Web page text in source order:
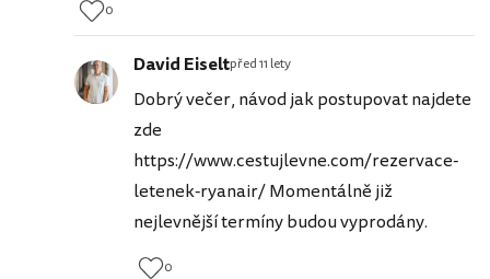
0
David Eiseltpřed 11 lety
Dobrý večer, návod jak postupovat najdete
zde
https://www.cestujlevne.com/rezervace-
letenek-ryanair/ Momentálně již
nejlevnější termíny budou vyprodány.
0